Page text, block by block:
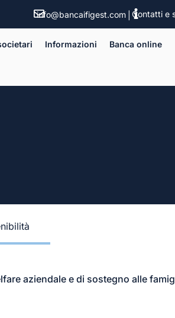
info@bancaifigest.com Contatti e
Informazioni Banca online
aziendale e di sostegno alle